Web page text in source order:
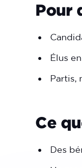
Pour
Élus
Partis,
Ce
Des